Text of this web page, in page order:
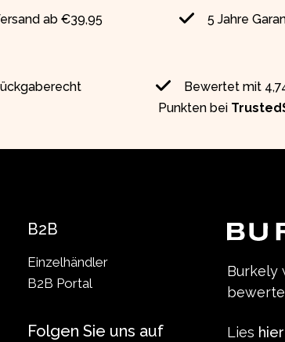
ab €39,95 5 Jahre
Bewertet mit
Punkten bei
Burkely
Lies hier
B2B
Einzelhändler
B2B Portal
Folgen Sie uns auf